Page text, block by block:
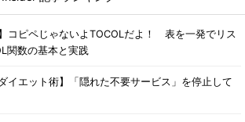
コピペじゃないよTOCOLだよ！ 表を一発でリス
関数の基本と実践
イエット術】「隠れた不要サービス」を停止して